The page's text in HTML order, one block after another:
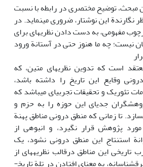
مبحث، توضیح مختصری در رابطه با نسبت
نگارندة این نوشتار، ضروری می­نماید. در
مفهومی، به دست دادن نظریه­ای برای
نیست؛ چه ما هنوز حتی در آستانة ورود
است که تدوین نظریه­ای متین، که
وقایع این تاریخ را داشته باشد،
تئوریک و تحقیقات تجربی­ای می­باشد که
جدی­ای این حوزه را به حزم و
تا زمانی که منطق درونی مناطق پهنة
پژوهش قرار نگیرد، و انبوهی از
استنتاج این منطق درونی نشود، یک
تاریخی این مناطق درقالب نظریه­های از
به معنای افتادن در تلة تاریخ­